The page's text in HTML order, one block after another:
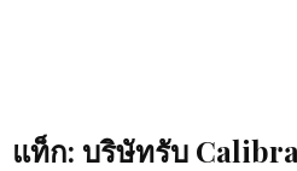
แท็ก: บริษัทรับ